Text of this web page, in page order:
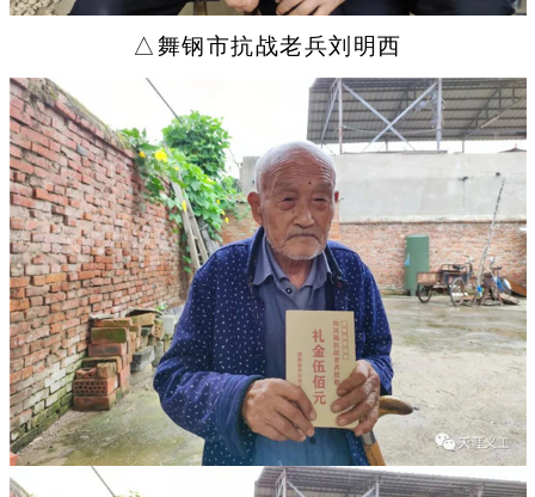
△舞钢市抗战老兵刘明西